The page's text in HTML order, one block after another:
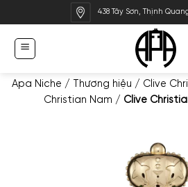
qua
dung
438 Tây Sơn, Thịnh
Apa Niche / Thương hiệu / Clive
Christian Nam / Clive